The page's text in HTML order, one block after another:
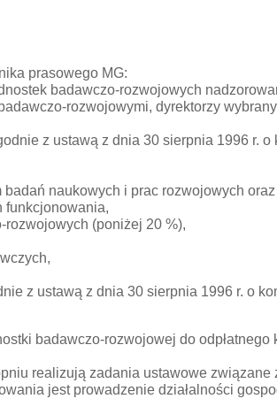
prasowego MG:
badawczo-rozwojowych
rozwojowymi, dyrektorzy
z ustawą z dnia 30 sierpnia 1996 r.
naukowych i prac rozwojowych
funkcjonowania,
rozwojowych (poniżej 20 %),
z ustawą z dnia 30 sierpnia 1996 r. o
badawczo-rozwojowej do
realizują zadania ustawowe
jest prowadzenie działalności